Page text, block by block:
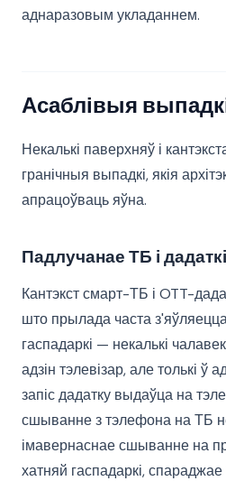
аднаразовым укладаннем.
Асаблівыя
Некалькі паверхняў і
гранічныя выпадкі, якія
апрацоўваць яўна.
Падлучанае ТБ і
Кантэкст смарт-ТБ і OTT-
што прылада часта
гаспадаркі — некалькі
адзін тэлевізар, але толькі ў
запіс дадатку выдаўца на
сшыванне з тэлефона на ТБ
імавернаснае сшыванне на
хатняй гаспадаркі, спараджае